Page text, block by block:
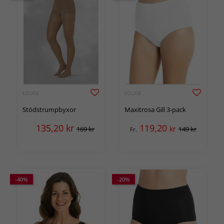
LOUISE
Stödstrumpbyxor
135,20 kr 169 kr
LOUISE
Maxitrosa Gill 3-pack
Fr. 119,20 kr 149 kr
-40% -20%